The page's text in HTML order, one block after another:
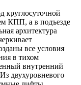
круглосуточной
КПП, а в подъезде
архитектура
все условия
в тихом
внутренний
двухуровневого